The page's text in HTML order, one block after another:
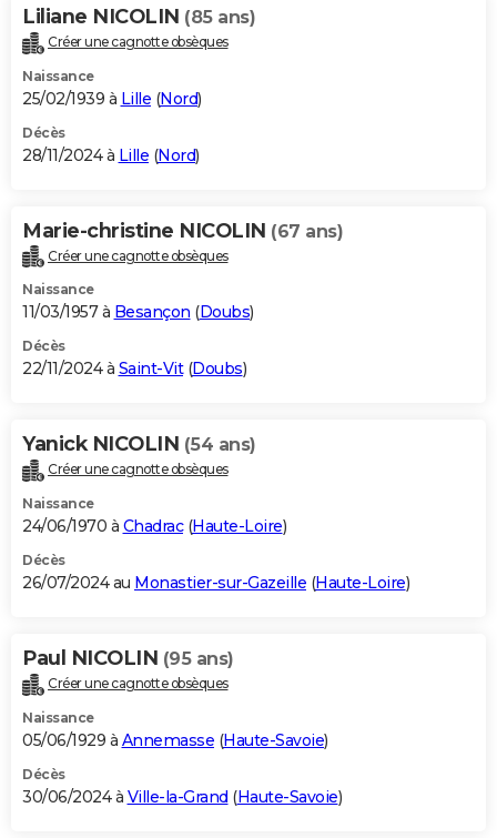
Liliane NICOLIN (85 ans)
Créer une cagnotte obsèques
Naissance
25/02/1939 à Lille (Nord)
Décès
28/11/2024 à Lille (Nord)
Marie-christine NICOLIN (67 ans)
Créer une cagnotte obsèques
Naissance
11/03/1957 à Besançon (Doubs)
Décès
22/11/2024 à Saint-Vit(Doubs)
Yanick NICOLIN (54 ans)
Créer une cagnotte obsèques
Naissance
24/06/1970 à Chadrac(Haute-Loire)
Décès
26/07/2024 au Monastier-sur-Gazeille (Haute-Loire)
Paul NICOLIN (95 ans)
Créer une cagnotte obsèques
Naissance
05/06/1929 à Annemasse (Haute-Savoie)
Décès
30/06/2024 à Ville-la-Grand (Haute-Savoie)